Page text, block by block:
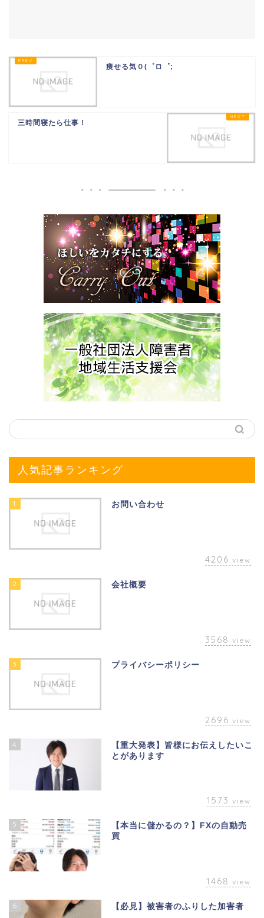
痩せる気０(゜ロ゜;
三時間寝たら仕事！
人気記事ランキング
1 お問い合わせ
4206 view
2 会社概要
3568 view
3 プライバシーポリシー
2696 view
4
【重大発表】皆様にお伝えしたいこ
とがあります
1573 view
5
【本当に儲かるの？】FXの自動売
買
1468 view
6 【必見】被害者のふりした加害者